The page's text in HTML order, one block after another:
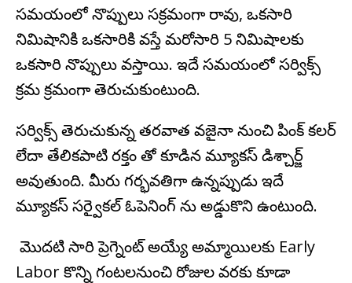
సమయంలో నొప్పులు సక్రమంగా రావు, ఒకసారి
నిమిషానికి ఒకసారికి వస్తే మరోసారి 5 నిమిషాలకు
ఒకసారి నొప్పులు వస్తాయి. ఇదే సమయంలో సర్విక్స్
క్రమ క్రమంగా తెరుచుకుంటుంది.
సర్విక్స్ తెరుచుకున్న తరవాత వజైనా నుంచి పింక్ కలర్
లేదా తేలికపాటి రక్తం తో కూడిన మ్యూకస్ డిశ్చార్జ్
అవుతుంది. మీరు గర్భవతిగా ఉన్నప్పుడు ఇదే
మ్యూకస్ సర్వైకల్ ఓపెనింగ్ ను అడ్డుకొని ఉంటుంది.
మొదటి సారి ప్రెగ్నెంట్ అయ్యే అమ్మాయిలకు Early
Labor కొన్ని గంటలనుంచి రోజుల వరకు కూడా